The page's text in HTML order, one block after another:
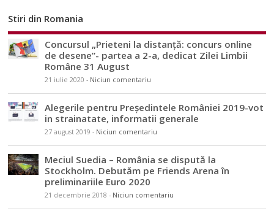
Stiri din Romania
Concursul „Prieteni la distanță: concurs online
de desene”- partea a 2-a, dedicat Zilei Limbii
Române 31 August
21 iulie 2020 - Niciun comentariu
Alegerile pentru Președintele României 2019-vot
in strainatate, informatii generale
27 august 2019 - Niciun comentariu
Meciul Suedia – România se dispută la
Stockholm. Debutăm pe Friends Arena în
preliminariile Euro 2020
21 decembrie 2018 - Niciun comentariu